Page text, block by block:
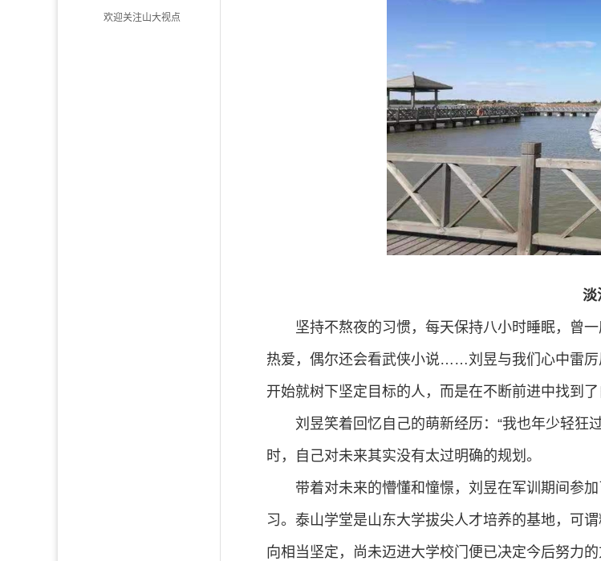
欢迎关注山大视点
淡
坚持不熬夜的习惯，每天保持八小时睡眠，曾
热爱，偶尔还会看武侠小说……刘昱与我们心中雷
开始就树下坚定目标的人，而是在不断前进中找到了
刘昱笑着回忆自己的萌新经历：“我也年少轻狂
时，自己对未来其实没有太过明确的规划。
带着对未来的懵懂和憧憬，刘昱在军训期间参
习。泰山学堂是山东大学拔尖人才培养的基地，可
向相当坚定，尚未迈进大学校门便已决定今后努力